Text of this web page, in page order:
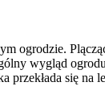
ogrodzie.
wygląd
przekłada się